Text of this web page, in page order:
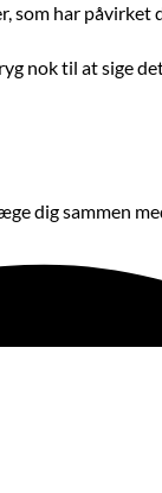
som har
nok til at sige
dig sammen